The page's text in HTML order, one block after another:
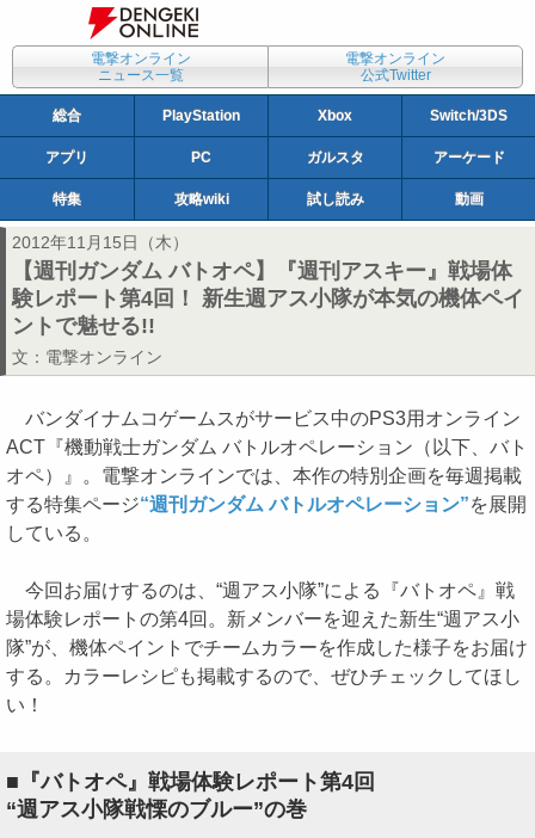
電撃オンライン
ニュース一覧
電撃オンライン
公式Twitter
総合 PlayStation Xbox Switch/3DS
アプリ PC ガルスタ アーケード
特集 攻略wiki 試し読み 動画
2012年11月15日（木）
【週刊ガンダム バトオペ】『週刊アスキー』戦場体
験レポート第4回！ 新生週アス小隊が本気の機体ペイ
ントで魅せる!!
文： 電撃オンライン
バンダイナムコゲームスがサービス中のPS3用オンライン
ACT『機動戦士ガンダム バトルオペレーション（以下、バト
オペ）』。電撃オンラインでは、本作の特別企画を毎週掲載
する特集ページ“週刊ガンダム バトルオペレーション”を展開
している。
今回お届けするのは、“週アス小隊”による『バトオペ』戦
場体験レポートの第4回。新メンバーを迎えた新生“週アス小
隊”が、機体ペイントでチームカラーを作成した様子をお届け
する。カラーレシピも掲載するので、ぜひチェックしてほし
い！
■『バトオペ』戦場体験レポート第4回
“週アス小隊戦慄のブルー”の巻